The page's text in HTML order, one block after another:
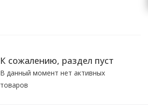
К сожалению, раздел пуст
В данный момент нет активных
товаров